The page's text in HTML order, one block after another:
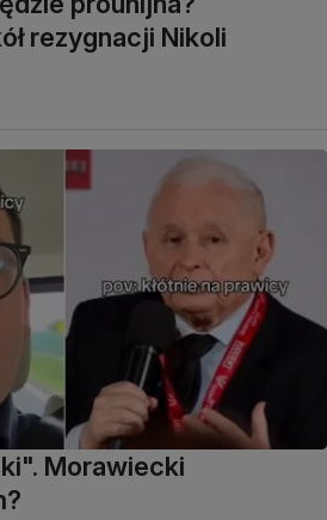
rezygnacji Nikoli
Morawiecki